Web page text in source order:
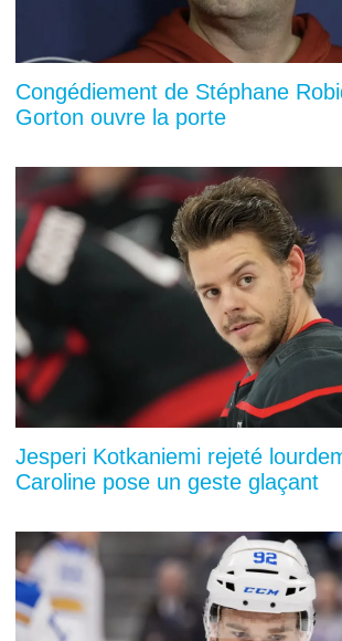
Congédiement de Stéphane
Gorton ouvre la porte
Jesperi Kotkaniemi rejeté
Caroline pose un geste glaçant